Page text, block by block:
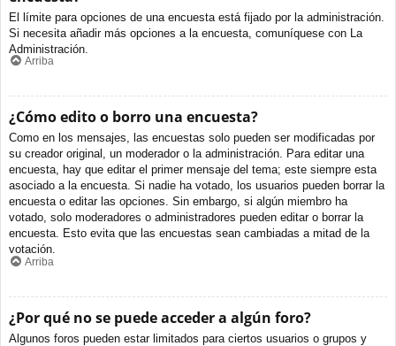
El límite para opciones de una encuesta está fijado por la administración.
Si necesita añadir más opciones a la encuesta, comuníquese con La
Administración.
Arriba
¿Cómo edito o borro una encuesta?
Como en los mensajes, las encuestas solo pueden ser modificadas por
su creador original, un moderador o la administración. Para editar una
encuesta, hay que editar el primer mensaje del tema; este siempre esta
asociado a la encuesta. Si nadie ha votado, los usuarios pueden borrar la
encuesta o editar las opciones. Sin embargo, si algún miembro ha
votado, solo moderadores o administradores pueden editar o borrar la
encuesta. Esto evita que las encuestas sean cambiadas a mitad de la
votación.
Arriba
¿Por qué no se puede acceder a algún foro?
Algunos foros pueden estar limitados para ciertos usuarios o grupos y